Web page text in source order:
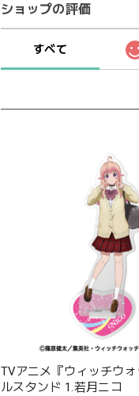
ショップの評価
すべて
TVアニメ『ウィッチウ
ルスタンド 1.若月ニコ